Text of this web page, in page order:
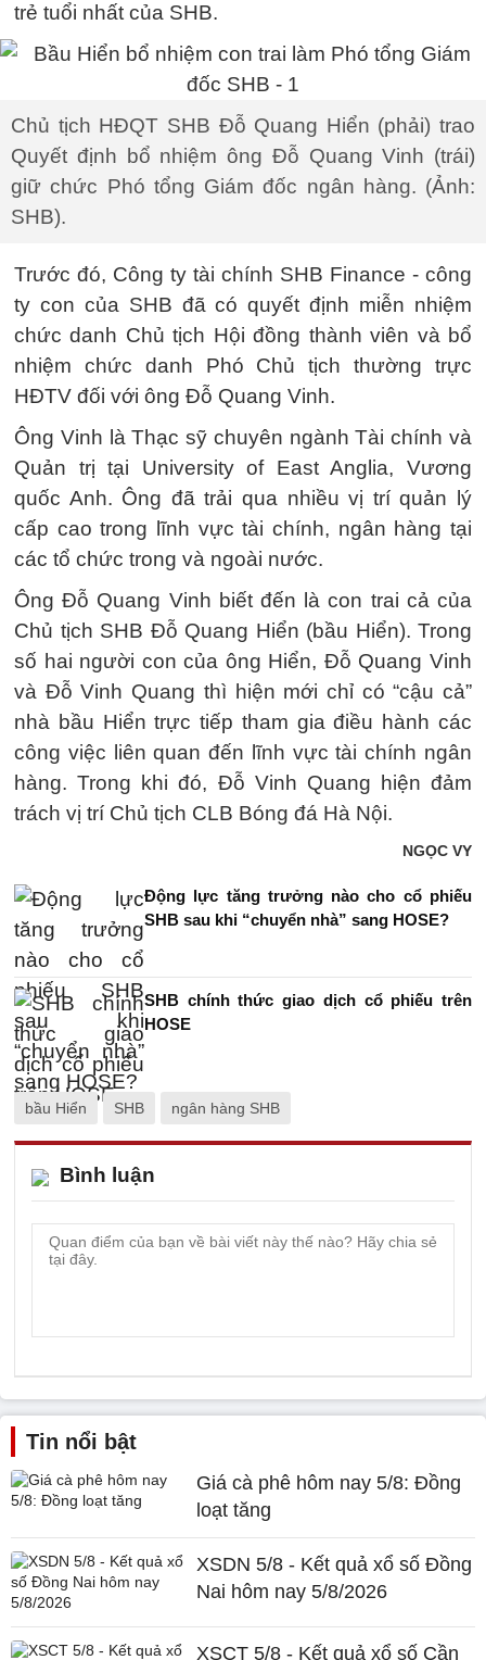
trẻ tuổi nhất của SHB.
Chủ tịch HĐQT SHB Đỗ Quang Hiển (phải) trao
Quyết định bổ nhiệm ông Đỗ Quang Vinh (trái)
giữ chức Phó tổng Giám đốc ngân hàng. (Ảnh:
SHB).
Trước đó, Công ty tài chính SHB Finance - công
ty con của SHB đã có quyết định miễn nhiệm
chức danh Chủ tịch Hội đồng thành viên và bổ
nhiệm chức danh Phó Chủ tịch thường trực
HĐTV đối với ông Đỗ Quang Vinh.
Ông Vinh là Thạc sỹ chuyên ngành Tài chính và
Quản trị tại University of East Anglia, Vương
quốc Anh. Ông đã trải qua nhiều vị trí quản lý
cấp cao trong lĩnh vực tài chính, ngân hàng tại
các tổ chức trong và ngoài nước.
Ông Đỗ Quang Vinh biết đến là con trai cả của
Chủ tịch SHB Đỗ Quang Hiển (bầu Hiển). Trong
số hai người con của ông Hiển, Đỗ Quang Vinh
và Đỗ Vinh Quang thì hiện mới chỉ có “cậu cả”
nhà bầu Hiển trực tiếp tham gia điều hành các
công việc liên quan đến lĩnh vực tài chính ngân
hàng. Trong khi đó, Đỗ Vinh Quang hiện đảm
trách vị trí Chủ tịch CLB Bóng đá Hà Nội.
NGỌC VY
Động lực tăng trưởng nào cho cổ phiếu
SHB sau khi “chuyển nhà” sang HOSE?
SHB chính thức giao dịch cổ phiếu trên
HOSE
bầu Hiển SHB ngân hàng SHB
Bình luận
Tin nổi bật
Giá cà phê hôm nay 5/8: Đồng
loạt tăng
XSDN 5/8 - Kết quả xổ số Đồng
Nai hôm nay 5/8/2026
XSCT 5/8 - Kết quả xổ số Cần